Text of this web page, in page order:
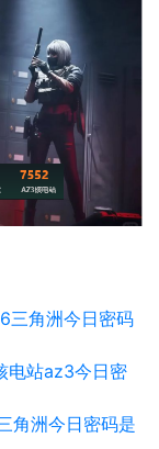
三角洲今日密码
电站az3今日密
角洲今日密码是